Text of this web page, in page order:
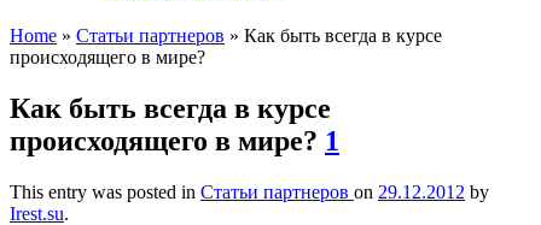
Home » Статьи партнеров » Как быть всегда в курсе
происходящего в мире?
Как быть всегда в курсе
происходящего в мире? 1
This entry was posted in Статьи партнеров on 29.12.2012 by
Irest.su.